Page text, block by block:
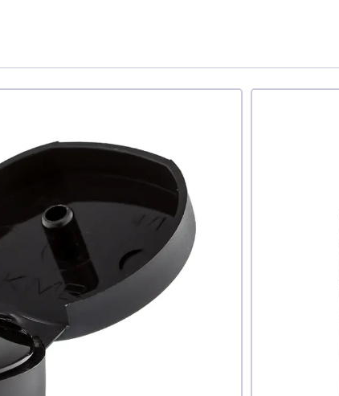
Чи рекомендуєте ви цей товар
так
ні